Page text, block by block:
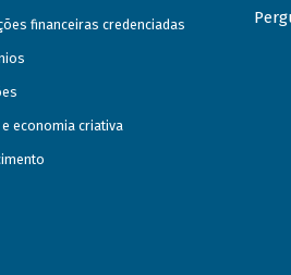
financeiras credenciadas
e economia criativa